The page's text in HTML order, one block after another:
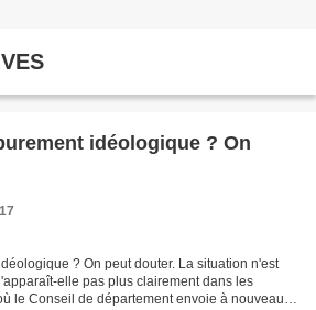
idéologique ? On
? On peut douter. La situation n'est
elle pas plus clairement dans les
le Conseil de département envoie à nouveau la